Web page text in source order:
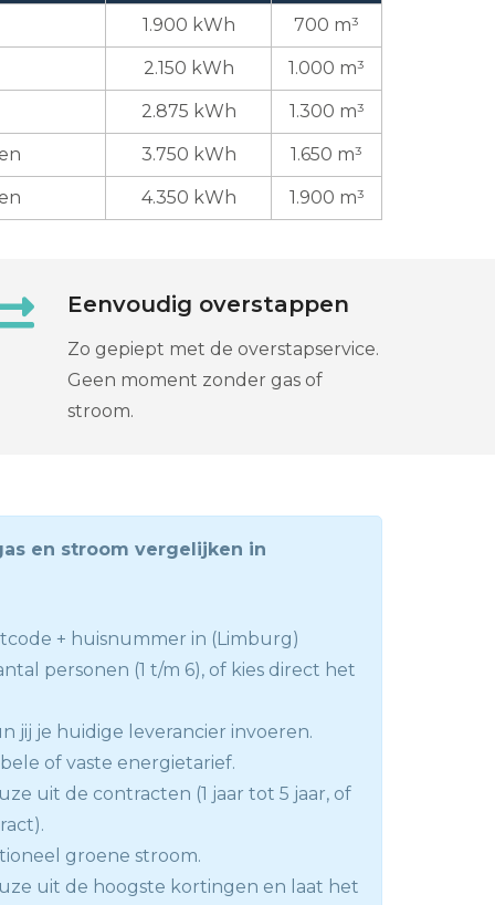
1.900 kWh 700 m³
2.150 kWh 1.000 m³
2.875 kWh 1.300 m³
3.750 kWh 1.650 m³
4.350 kWh 1.900 m³
Eenvoudig overstappen
Zo gepiept met de overstapservice.
Geen moment zonder gas of
stroom.
en stroom vergelijken in
+ huisnummer in (Limburg)
personen (1 t/m 6), of kies direct het
jij je huidige leverancier invoeren.
of vaste energietarief.
uit de contracten (1 jaar tot 5 jaar, of
groene stroom.
uit de hoogste kortingen en laat het